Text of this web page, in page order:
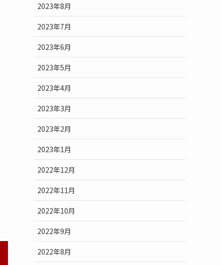
2023年8月
2023年7月
2023年6月
2023年5月
2023年4月
2023年3月
2023年2月
2023年1月
2022年12月
2022年11月
2022年10月
2022年9月
2022年8月